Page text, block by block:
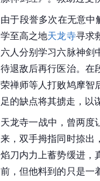
由于段誉多次在无意中
学至高之地天龙寺寻求
六人分别学习六脉神剑
待退敌后再行医治。在
荣禅师等人打败鸠摩智
足的缺点将其掳走，以
天龙寺一战中，曾两度
来，双手拇指同时捺出
焰刀内力上蓄势缓进，
前，但他料到的只是一